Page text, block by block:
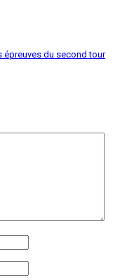
épreuves du second tour